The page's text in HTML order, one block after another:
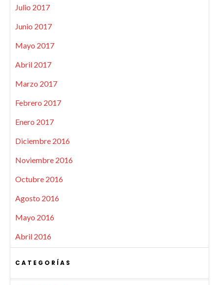
Julio 2017
Junio 2017
Mayo 2017
Abril 2017
Marzo 2017
Febrero 2017
Enero 2017
Diciembre 2016
Noviembre 2016
Octubre 2016
Agosto 2016
Mayo 2016
Abril 2016
CATEGORÍAS